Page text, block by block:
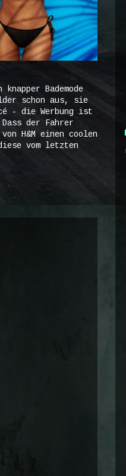
knapper Bademode
schon aus, sie
- die Werbung ist
der Fahrer
H&M einen coolen
vom letzten